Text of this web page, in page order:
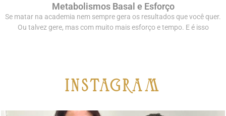
Metabolismos Basal e Esforço
Se matar na academia nem sempre gera os resultados que você quer.
Ou talvez gere, mas com muito mais esforço e tempo. E é isso
iNSTAGRAM